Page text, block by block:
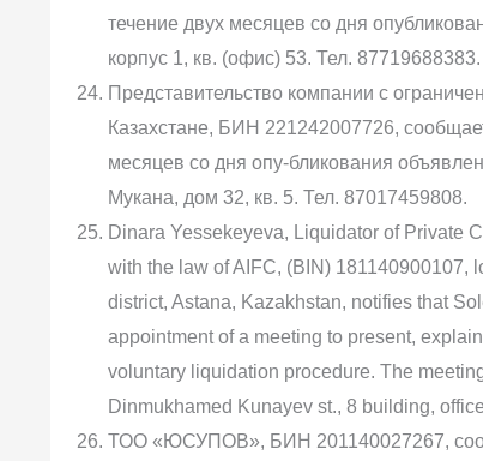
течение двух месяцев со дня
корпус 1, кв. (офис) 53. Тел. 87719688383.
Представительство компании с
Казахстане, БИН 221242007726,
месяцев со дня опу-бликования
Мукана, дом 32, кв. 5. Тел. 87017459808.
Dinara Yessekeyeva, Liquidator of Private
with the law of AIFC, (BIN) 181140900107,
district, Astana, Kazakhstan, notifies that
appointment of a meeting to present,
voluntary liquidation procedure. The
Dinmukhamed Kunayev st., 8 building,
ТОО «ЮСУПОВ», БИН 201140027267,